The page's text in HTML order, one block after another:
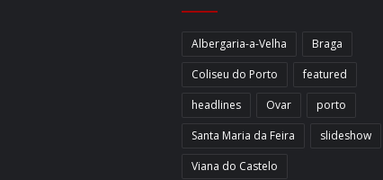
Albergaria-a-Velha
Braga
Coliseu do Porto
featured
headlines
Ovar
porto
Santa Maria da Feira
slideshow
Viana do Castelo